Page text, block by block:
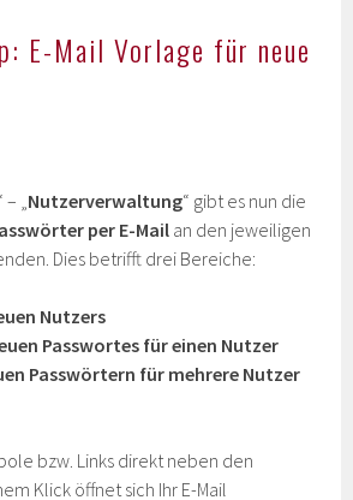
E-Mail Vorlage für neue
– „ Nutzerverwaltung“ gibt es nun die
per E-Mail an den jeweiligen
Dies betrifft drei Bereiche:
Nutzers
Passwortes für einen Nutzer
Passwörtern für mehrere Nutzer
bzw. Links direkt neben den
Klick öffnet sich Ihr E-Mail